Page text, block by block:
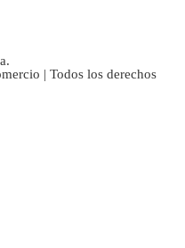
| Todos los derechos